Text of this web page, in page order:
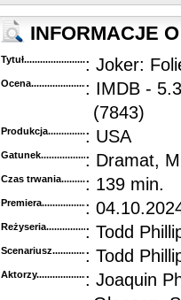
INFORMACJE
Tytuł............................................
: Joker:
Ocena.............................................
: IMDB -
(7843)
Produkcja.........................................
: USA
Gatunek...........................................
: Dramat,
Czas trwania......................................
: 139 min.
Premiera..........................................
:
Reżyseria........................................
: Todd
Scenariusz........................................
: Todd
Aktorzy...........................................
: Joaquin